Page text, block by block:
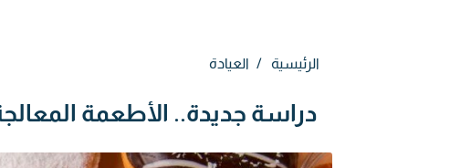
الرئيسية العيادة
دراسة جديدة.. الأطعمة